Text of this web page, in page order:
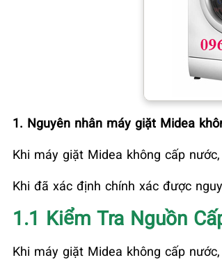
1. Nguyên nhân máy giặt Midea
Khi máy giặt Midea không cấp
Khi đã xác định chính xác được
1.1 Kiểm Tra Nguồn
Khi máy giặt Midea không cấp